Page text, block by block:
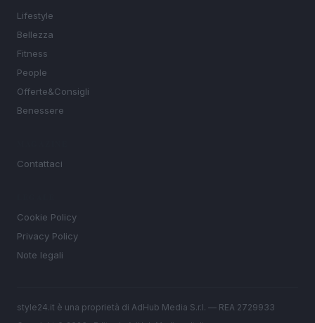
Lifestyle
Bellezza
Fitness
People
Offerte&Consigli
Benessere
Contattaci
Cookie Policy
Privacy Policy
Note legali
style24.it è una proprietà di AdHub Media S.r.l. — REA 2729933